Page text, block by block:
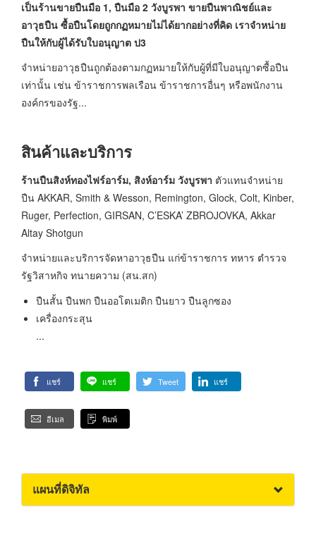
เป็นร้านขายปืนมือ 1, ปืนมือ 2 วังบูรพา ขายปืนพาณิชย์และ
อาวุธปืน ซื้อปืนโดยถูกกฏหมายไม่ได้ยากอย่างที่คิด เราจำหน่าย
ปืนให้กับผู้ได้รับใบอนุญาต ป3
จำหน่ายอาวุธปืนถูกต้องตามกฏหมายให้กับผู้ที่มีใบอนุญาตซื้อปืน
เท่านั้น เช่น ข้าราชการพลเรือน ข้าราชการอื่นๆ หรือพนักงาน
องค์กรของรัฐ...
สินค้าและบริการ
ร้านปืนสิงห์ทองไฟร์อาร์ม, สิงห์อาร์ม วังบูรพา ตัวแทนจำหน่าย
ปืน AKKAR, Smith & Wesson, Remington, Glock, Colt, Kinber,
Ruger, Perfection, GIRSAN, C’ESKA’ ZBROJOVKA, Akkar
Altay Shotgun
จำหน่ายและบริการจัดหาอาวุธปืน แก่ข้าราชการ ทหาร ตำรวจ
รัฐวิสาหกิจ ทนายความ (สน.สก)
ปืนสั้น ปืนพก ปืนออโตเมติก ปืนยาว ปืนลูกซอง
เครื่องกระสุน
...
แชร์ แชร์ Tweet แชร์
อีเมล พิมพ์
แผนที่ดิจิทัล